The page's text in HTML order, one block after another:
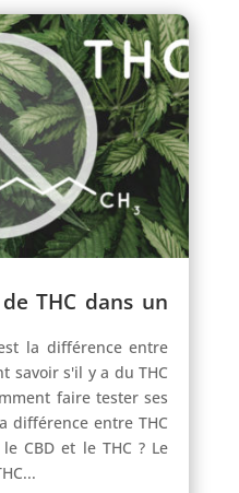
THC dans un
la différence entre
savoir s'il y a du THC
faire tester ses
différence entre THC
CBD et le THC ? Le